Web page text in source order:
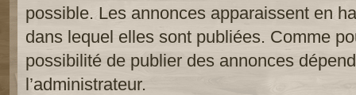
possible. Les annonces apparaissent en
dans lequel elles sont publiées. Comme
possibilité de publier des annonces
l’administrateur.